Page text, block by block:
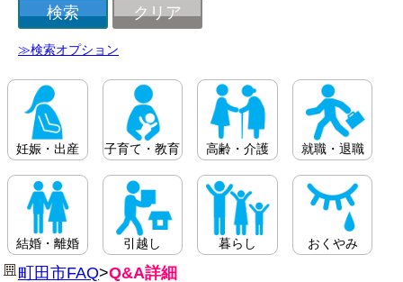
≫検索オプション
妊娠・出産 子育て・教育 高齢・介護 就職・退職
結婚・離婚 引越し 暮らし おくやみ
町田市FAQ>Q&A詳細